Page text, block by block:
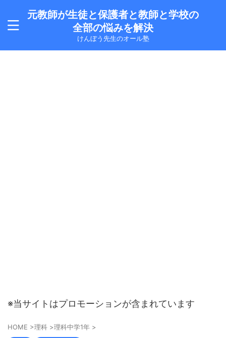
元教師が生徒と保護者と教師と学校の
全部の悩みを解決
けんぼう先生のオール塾
※当サイトはプロモーションが含まれています
HOME >理科 >理科中学1年 >